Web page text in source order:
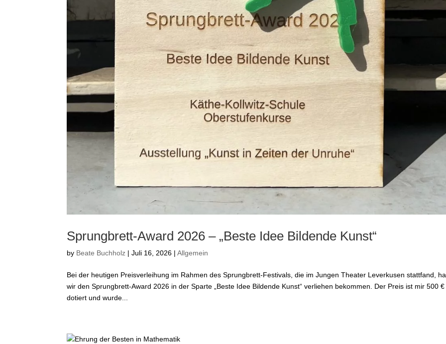
Sprungbrett-Award 2026 – „Beste Idee Bildende Kunst“
by Beate Buchholz |Juli 16, 2026 |Allgemein
Bei der heutigen Preisverleihung im Rahmen des Sprungbrett-Festivals, die im Jungen Theater Leverkusen stattfand,
wir den Sprungbrett-Award 2026 in der Sparte „Beste Idee Bildende Kunst“ verliehen bekommen. Der Preis ist mir 500 €
dotiert und wurde...